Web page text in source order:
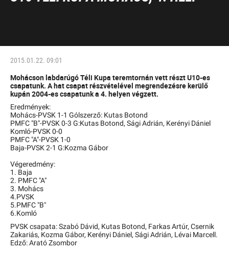
2015.01.22. 09:01
Mohácson labdarúgó Téli Kupa teremtornán vett részt U10-es
csapatunk. A hat csapat részvételével megrendezésre kerülő
kupán 2004-es csapatunk a 4. helyen végzett.
Eredmények:
Mohács-PVSK 1-1 Gólszerző: Kutas Botond
PMFC "B"-PVSK 0-3 G:Kutas Botond, Sági Adrián, Kerényi Dániel
Komló-PVSK 0-0
PMFC "A"-PVSK 1-0
Baja-PVSK 2-1 G:Kozma Gábor
Végeredmény:
1. Baja
2. PMFC "A"
3. Mohács
4.PVSK
5.PMFC "B"
6.Komló
PVSK csapata: Szabó Dávid, Kutas Botond, Farkas Artúr, Csernik
Zakariás, Kozma Gábor, Kerényi Dániel, Sági Adrián, Lévai Marcell.
Edző: Arató Zsombor